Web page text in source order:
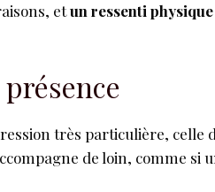
etun ressenti
très particulière, celle
de loin, comme si